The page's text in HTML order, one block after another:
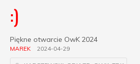
:)
Piękne otwarcie OwK 2024
MAREK 2024-04-29